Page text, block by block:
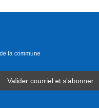
la commune